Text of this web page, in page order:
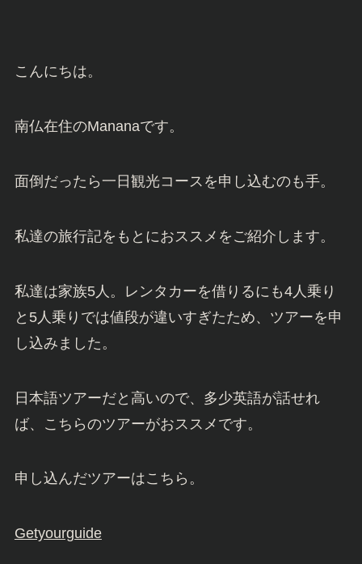
こんにちは。
南仏在住のMananaです。
面倒だったら一日観光コースを申し込むのも手。
私達の旅行記をもとにおススメをご紹介します。
私達は家族5人。レンタカーを借りるにも4人乗り
と5人乗りでは値段が違いすぎたため、ツアーを申
し込みました。
日本語ツアーだと高いので、多少英語が話せれ
ば、こちらのツアーがおススメです。
申し込んだツアーはこちら。
Getyourguide